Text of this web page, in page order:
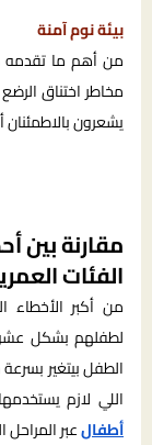
بيئة نوم آمنة
من أهم ما تقدمه
مخاطر اختناق
يشعرون
مقارنة بين
الفئات
من أكبر الأخطاء
لطفلهم بشكل
الطفل بيتغير
اللي لازم
أطفالعبر المراحل